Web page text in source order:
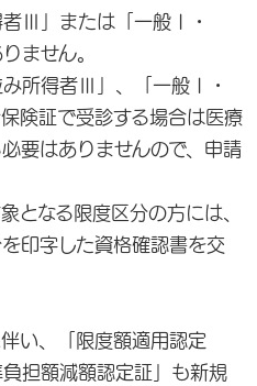
者Ⅲ」または「一般Ⅰ・
ません。
み所得者Ⅲ」、「一般Ⅰ・
険証で受診する場合は医療
要はありませんので、申請
となる限度区分の方には、
印字した資格確認書を交
い、「限度額適用認定
担額減額認定証」も新規